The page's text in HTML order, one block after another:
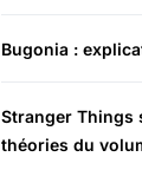
Bugonia :
Stranger Things
théories du